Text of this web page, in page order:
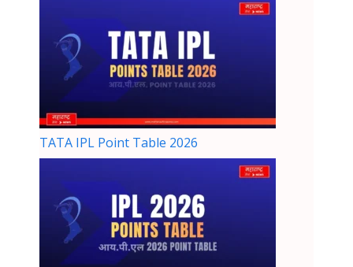
TATA IPL Point Table 2026